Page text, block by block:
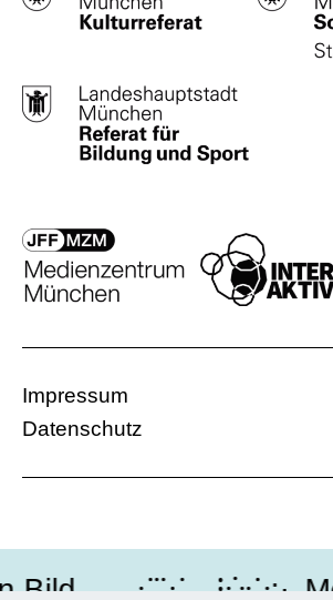
Impressum
Datenschutz